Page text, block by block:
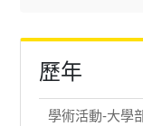
歷年
學術活動-大學